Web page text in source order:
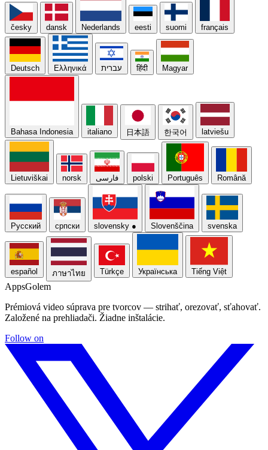
česky dansk Nederlands eesti suomi français
Deutsch Ελληνικά עברית हिंदी Magyar
Bahasa Indonesia italiano 日本語 한국어 latviešu
Lietuviškai norsk فارسی polski Português Română
Русский српски slovensky ● Slovenščina svenska
español ภาษาไทย Türkçe Українська Tiếng Việt
AppsGolem
Prémiová video súprava pre tvorcov — strihať, orezovať, sťahovať.
Založené na prehliadači. Žiadne inštalácie.
Follow on